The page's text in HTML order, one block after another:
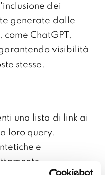
dei
generate dalle
ChatGPT,
visibilità
stesse.
una lista di link ai
loro query.
e